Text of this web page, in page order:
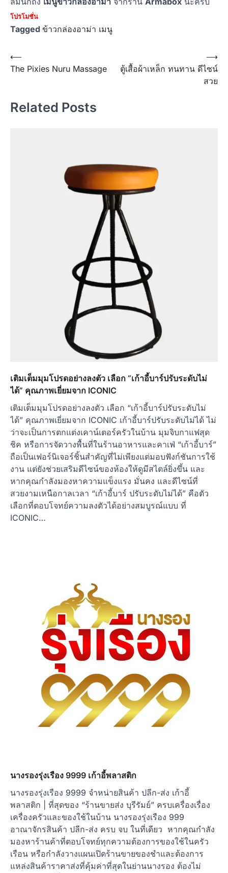
โปรโมชั่น
Tagged ข้าวกล่องอาม่า เมนู
Post
navigation
⟵
The Pixies Nuru Massage
ตู้เสื้อผ้าเหล็ก ทนทาน ดีไซน์
สวย
⟶
Related Posts
เติมเต็มมุมโปรดอย่างลงตัว เลือก “เก้าอี้บาร์ปรับระดับไม่
ได้” คุณภาพเยี่ยมจาก ICONIC
เติมเต็มมุมโปรดอย่างลงตัว เลือก “เก้าอี้บาร์ปรับระดับไม่
ได้” คุณภาพเยี่ยมจาก ICONIC เก้าอี้บาร์ปรับระดับไม่ได้ ไม่
ว่าจะเป็นการตกแต่งเคาน์เตอร์ครัวในบ้าน มุมจิบกาแฟสุด
ชิค หรือการจัดวางพื้นที่ในร้านอาหารและคาเฟ่ “เก้าอี้บาร์”
ถือเป็นเฟอร์นิเจอร์ชิ้นสำคัญที่ไม่เพียงแต่มอบฟังก์ชันการใช้
งาน แต่ยังช่วยเสริมดีไซน์ของห้องให้ดูมีสไตล์ยิ่งขึ้น และ
หากคุณกำลังมองหาความแข็งแรง มั่นคง และดีไซน์ที่
สวยงามเหนือกาลเวลา “เก้าอี้บาร์ ปรับระดับไม่ได้” คือตัว
เลือกที่ตอบโจทย์ความลงตัวได้อย่างสมบูรณ์แบบ ที่
ICONIC…
นางรองรุ่งเรือง 9999 เก้าอี้พลาสติก
นางรองรุ่งเรือง 9999 จำหน่ายสินค้า ปลีก-ส่ง เก้าอี้
พลาสติก | ที่สุดของ “ร้านขายส่ง บุรีรัมย์” ครบเครื่องเรื่อง
เครื่องครัวและของใช้ในบ้าน นางรองรุ่งเรือง 999
อาณาจักรสินค้า ปลีก-ส่ง ครบ จบ ในที่เดียว หากคุณกำลัง
มองหาร้านค้าที่ตอบโจทย์ทุกความต้องการของใช้ในครัว
เรือน หรือกำลังวางแผนเปิดร้านขายของชำและต้องการ
แหล่งสินค้าราคาส่งที่คุ้มค่าที่สุดในย่านนางรอง ต้องไม่